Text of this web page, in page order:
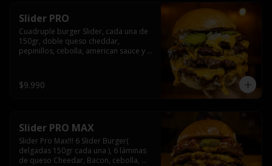
Slider PRO
Cuadruple burger Slider, cada una de
150gr, doble queso cheddar,
pepinillos, cebolla, american sauce y
$9.990
Slider PRO MAX
Slider Pro Max!!! 6 Slider Burger(
delgadas 150gr cada una ), 6 láminas
de queso Cheedar, Bacon, cebolla,